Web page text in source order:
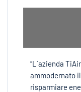
“L`azienda
ammodernato
risparmiare